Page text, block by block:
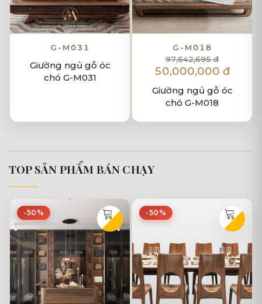
G-M031
Giường ngủ gỗ óc
chó G-M031
G-M018
97,642,695 đ
50,000,000 đ
Giường ngủ gỗ óc
chó G-M018
TOP SẢN PHẨM BÁN CHẠY
-50% -50%